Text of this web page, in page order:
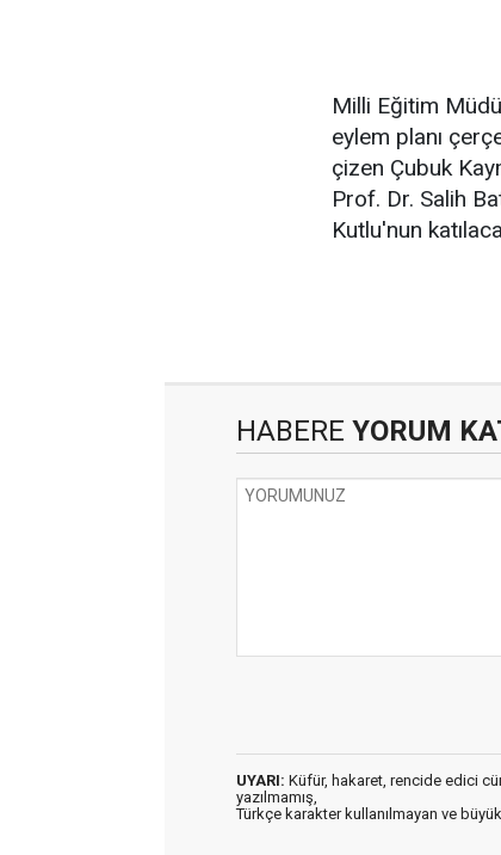
Milli Eğitim
eylem planı
çizen Çubuk
Prof. Dr. Salih
Kutlu'nun
HABERE YORUM
UYARI: Küfür, hakaret, rencide edici
yazılmamış,
Türkçe karakter kullanılmayan ve